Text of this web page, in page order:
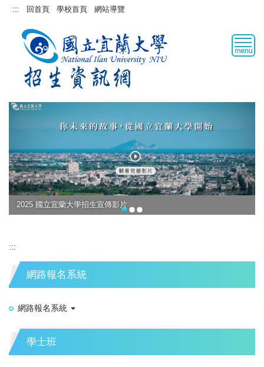
跳::: 回首頁 學校首頁 網站導覽
2025 國立宜蘭大學招生宣傳影片
:::
網路報名系統
網路報名系統
學士班